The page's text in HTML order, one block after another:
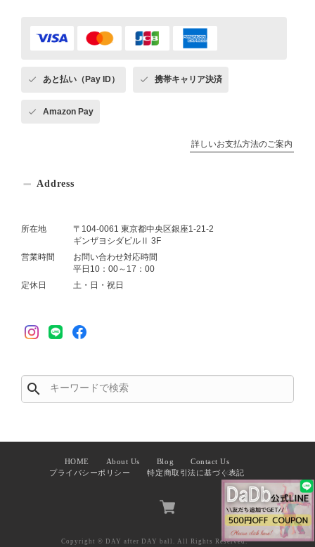
あと払い（Pay ID） 携帯キャリア決済
Amazon Pay
詳しいお支払方法のご案内
Address
所在地
〒104-0061 東京都中央区銀座1-21-2
ギンザヨシダビルⅡ 3F
営業時間
お問い合わせ対応時間
平日10：00～17：00
定休日
土・日・祝日
search
HOME About Us Blog
Contact Us
プライバシーポリシー
特定商取引法に基づく表記
Copyright © DAY after DAY ball. All Rights Reserved.
✕